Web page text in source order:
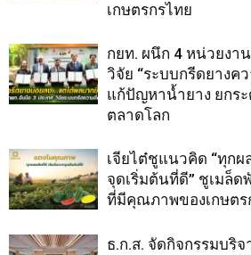
เกษตรกรไทย
กยท. ผนึก 4 หน่วยงา
วิจัย “ระบบกรีดยางค
แก้ปัญหาน้ำยาง ยกร
ตลาดโลก
เจียไต๋ชูแนวคิด “ทุก
จุดเริ่มต้นที่ดี” ชูเมล็ด
ที่มีคุณภาพของเกษตร
ธ.ก.ส. จัดกิจกรรมบริ